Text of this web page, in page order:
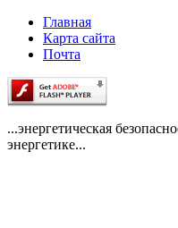
Главная
Карта сайта
Почта
...энергетическая
энергетике...